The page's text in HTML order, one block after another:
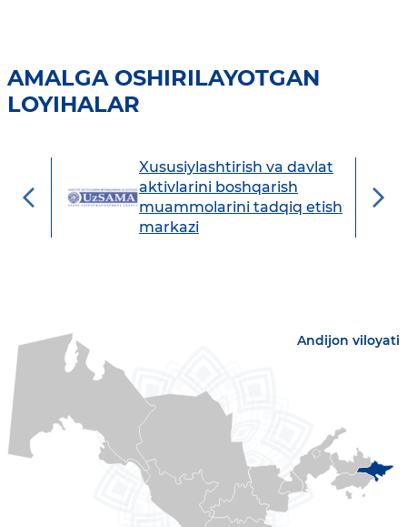
AMALGA OSHIRILAYOTGAN
LOYIHALAR
Xususiylashtirish va davlat
aktivlarini boshqarish
muammolarini tadqiq etish
markazi
Andijon viloyati